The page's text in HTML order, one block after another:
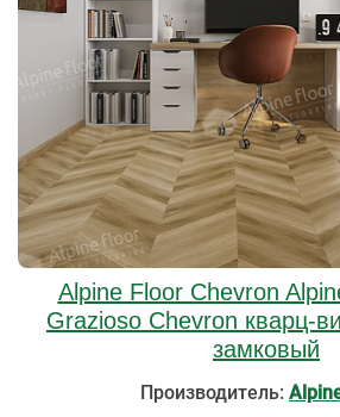
Alpine Floor Chevron
Grazioso Chevron кварц-
замковый
Производитель: